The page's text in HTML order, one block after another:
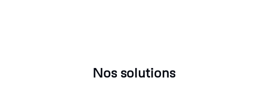
Nos solutions